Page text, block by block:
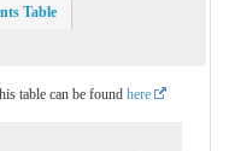
Table
table can be found here